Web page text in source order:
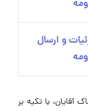
و ارسال
آقایان، با تکیه بر